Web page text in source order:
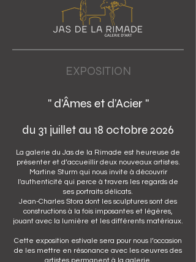
EXPOSITION
" d’Âmes et d’Acier "
du 31 juillet au 18 octobre 2026
La galerie du Jas de la Rimade est heureuse de
présenter et d’accueillir deux nouveaux artistes.
Martine Sturm qui nous invite à découvrir
l'authenticité qui perce à travers les regards de
ses portraits délicats.
Jean-Charles Stora dont les sculptures sont des
constructions à la fois imposantes et légères,
jouant avec la lumière et les différents matériaux.
Cette exposition estivale sera pour nous l’occasion
de les mettre en résonance avec les oeuvres des